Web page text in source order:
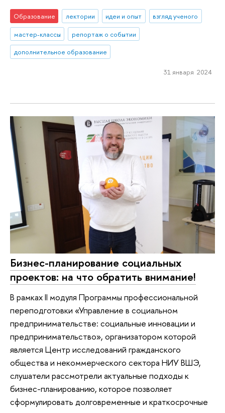
Образование лектории идеи и опыт
взгляд ученого
мастер-классы
репортаж о событии
дополнительное образование
31 января 2024
Бизнес-планирование социальных
проектов: на что обратить внимание!
В рамках II модуля Программы профессиональной
переподготовки «Управление в социальном
предпринимательстве: социальные инновации и
предпринимательство», организатором которой
является Центр исследований гражданского
общества и некоммерческого сектора НИУ ВШЭ,
слушатели рассмотрели актуальные подходы к
бизнес-планированию, которое позволяет
сформулировать долговременные и краткосрочные